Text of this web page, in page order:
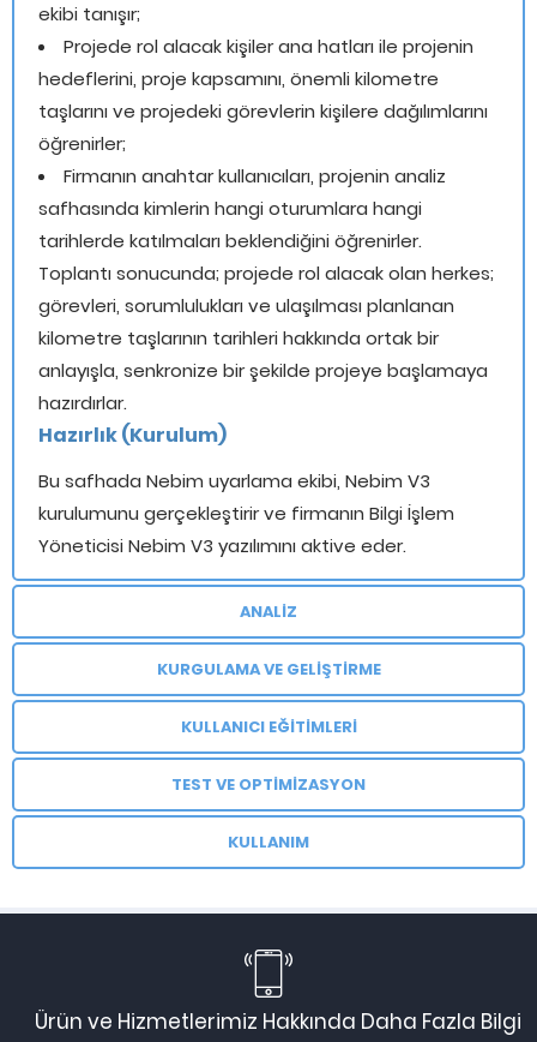
ekibi tanışır;
Projede rol alacak kişiler ana hatları ile projenin
hedeflerini, proje kapsamını, önemli kilometre
taşlarını ve projedeki görevlerin kişilere dağılımlarını
öğrenirler;
Firmanın anahtar kullanıcıları, projenin analiz
safhasında kimlerin hangi oturumlara hangi
tarihlerde katılmaları beklendiğini öğrenirler.
Toplantı sonucunda; projede rol alacak olan herkes;
görevleri, sorumlulukları ve ulaşılması planlanan
kilometre taşlarının tarihleri hakkında ortak bir
anlayışla, senkronize bir şekilde projeye başlamaya
hazırdırlar.
Hazırlık (Kurulum)
Bu safhada Nebim uyarlama ekibi, Nebim V3
kurulumunu gerçekleştirir ve firmanın Bilgi İşlem
Yöneticisi Nebim V3 yazılımını aktive eder.
ANALİZ
KURGULAMA VE GELİŞTİRME
KULLANICI EĞİTİMLERİ
TEST VE OPTİMİZASYON
KULLANIM
Ürün ve Hizmetlerimiz Hakkında Daha Fazla Bilgi